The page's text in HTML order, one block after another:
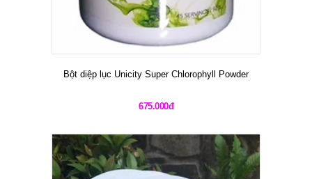
Bột diệp lục Unicity Super Chlorophyll Powder
675.000đ